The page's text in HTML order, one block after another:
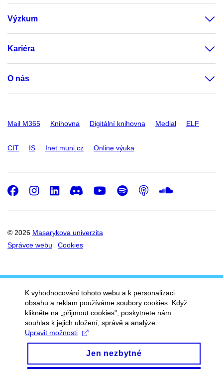
Výzkum
Kariéra
O nás
Mail M365 Knihovna Digitální knihovna Medial ELF
CIT IS Inet.muni.cz Online výuka
© 2026 Masarykova univerzita
Správce webu
Cookies
Facebook
Instagram
LinkedIn
DiscordYoutube
Spotify
Podcast
K vyhodnocování tohoto webu a k personalizaci
obsahu a reklam používáme soubory cookies. Když
klikněte na „přijmout cookies", poskytnete nám
souhlas k jejich uložení, správě a analýze.
Upravit možnosti
Jen nezbytné